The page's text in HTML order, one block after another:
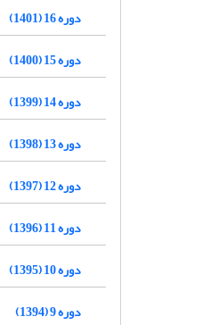
دوره 16 (1401)
دوره 15 (1400)
دوره 14 (1399)
دوره 13 (1398)
دوره 12 (1397)
دوره 11 (1396)
دوره 10 (1395)
دوره 9 (1394)